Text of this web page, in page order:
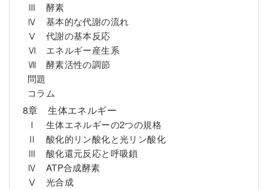
Ⅲ 酵素
Ⅳ 基本的な代謝の流れ
Ⅴ 代謝の基本反応
Ⅵ エネルギー産生系
Ⅶ 酵素活性の調節
問題
コラム
8章 生体エネルギー
Ⅰ 生体エネルギーの2つの規格
Ⅱ 酸化的リン酸化と光リン酸化
Ⅲ 酸化還元反応と呼吸鎖
Ⅳ ATP合成酵素
Ⅴ 光合成